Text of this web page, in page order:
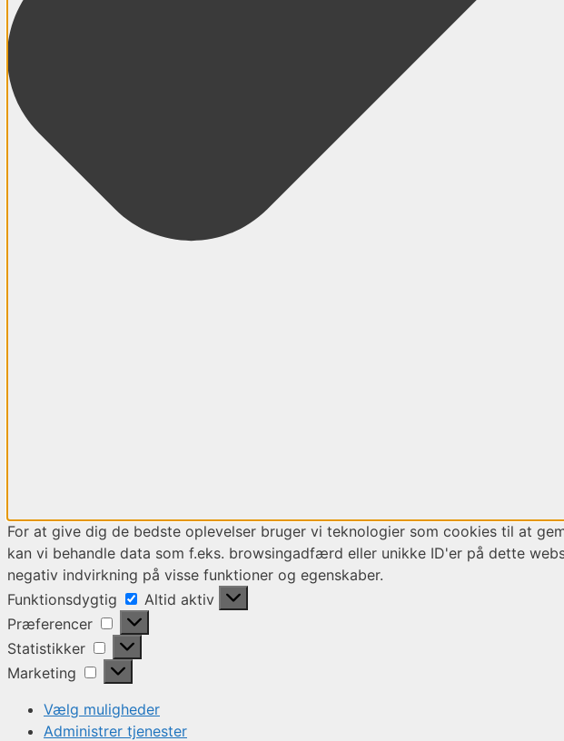
For at give dig de bedste oplevelser bruger vi teknologier som cookies til at
kan vi behandle data som f.eks. browsingadfærd eller unikke ID'er på dette
negativ indvirkning på visse funktioner og egenskaber.
Funktionsdygtig
Funktionsdygtig
Altid aktiv
Præferencer
Præferencer
Statistikker
Statistikker
Marketing
Marketing
Vælg muligheder
Administrer tjenester